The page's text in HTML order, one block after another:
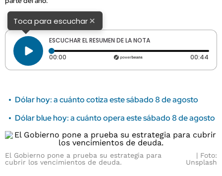
Toca para escuchar×
ESCUCHAR EL RESUMEN DE LA NOTA
00:00 Tiempo transcurrido: 0 segundos 00:44
Dólar hoy: a cuánto cotiza este sábado 8 de agosto
Dólar blue hoy: a cuánto opera este sábado 8 de agosto
El Gobierno pone a prueba su estrategia para
cubrir los vencimientos de deuda.
Foto:
Unsplash